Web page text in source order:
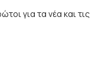
για τα νέα και τις